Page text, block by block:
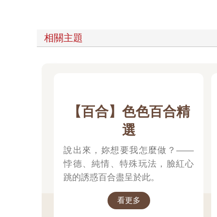
相關主題
【百合】色色百合精
選
說出來，妳想要我怎麼做？——
悖德、純情、特殊玩法，臉紅心
跳的誘惑百合盡呈於此。
看更多